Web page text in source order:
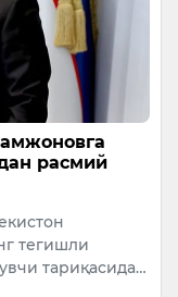
расмий
тегишли
тариқасида…